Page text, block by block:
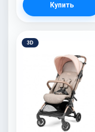
Купить
3D